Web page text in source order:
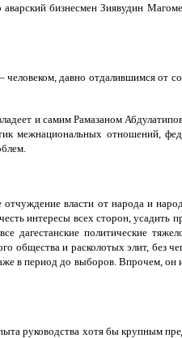
бизнесмен Зиявудин
давно отдалившимся от
и самим Рамазаном
межнациональных отношений,
власти от народа и
интересы всех сторон, усадить
дагестанские политические
общества и расколотых элит, без
в период до выборов. Впрочем, он
руководства хотя бы крупным